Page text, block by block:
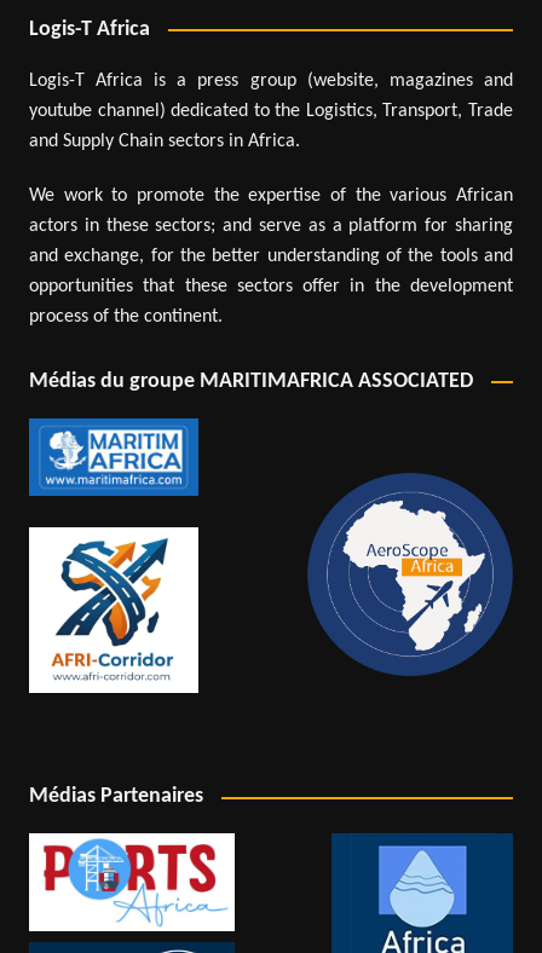
Logis-T Africa
Logis-T Africa is a press group (website, magazines and
youtube channel) dedicated to the Logistics, Transport, Trade
and Supply Chain sectors in Africa.
We work to promote the expertise of the various African
actors in these sectors; and serve as a platform for sharing
and exchange, for the better understanding of the tools and
opportunities that these sectors offer in the development
process of the continent.
Médias du groupe MARITIMAFRICA ASSOCIATED
Médias Partenaires